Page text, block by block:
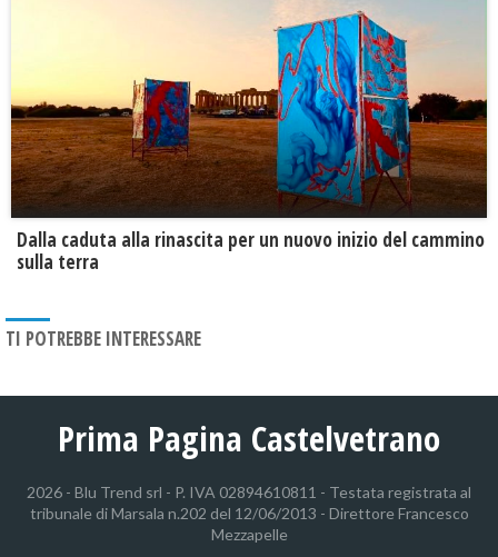
Dalla caduta alla rinascita per un nuovo inizio del cammino
sulla terra
TI POTREBBE INTERESSARE
Prima Pagina Castelvetrano
2026 - Blu Trend srl - P. IVA 02894610811 - Testata registrata al
tribunale di Marsala n.202 del 12/06/2013 - Direttore Francesco
Mezzapelle